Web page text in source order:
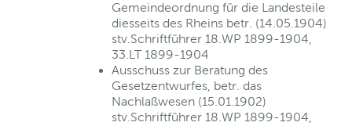
Gemeindeordnung für die Landesteile
diesseits des Rheins betr. (14.05.1904)
stv.Schriftführer 18.WP 1899-1904,
33.LT 1899-1904
Ausschuss zur Beratung des
Gesetzentwurfes, betr. das
Nachlaßwesen (15.01.1902)
stv.Schriftführer 18.WP 1899-1904,